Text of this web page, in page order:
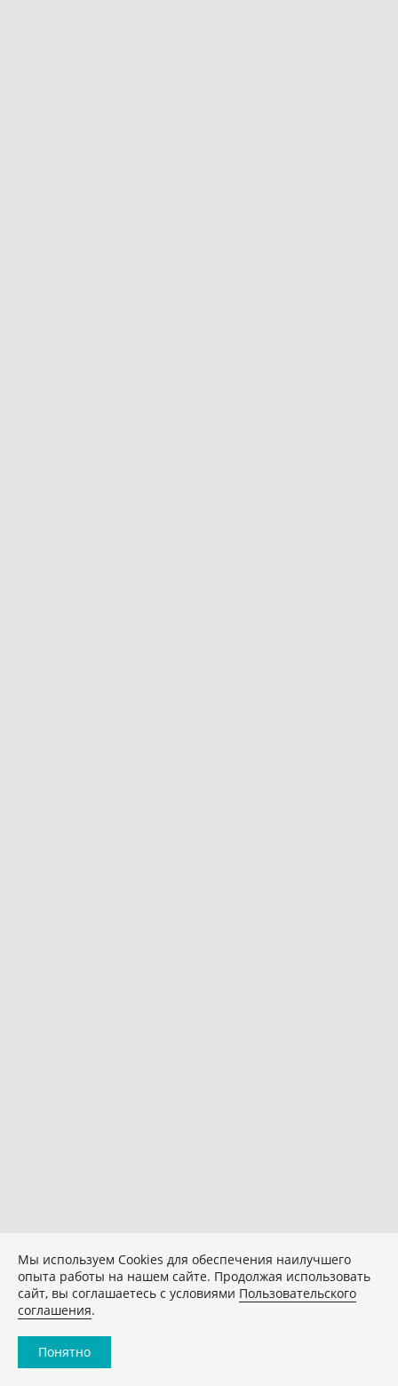
Мы используем Сookies для обеспечения наилучшего
опыта работы на нашем сайте. Продолжая использовать
сайт, вы соглашаетесь с условиями Пользовательского
соглашения.
Понятно